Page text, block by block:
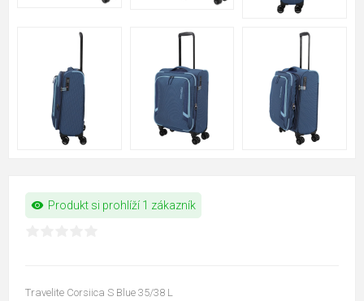
visibility Produkt si prohlíží 1 zákazník
Travelite Corsiica S Blue 35/38 L